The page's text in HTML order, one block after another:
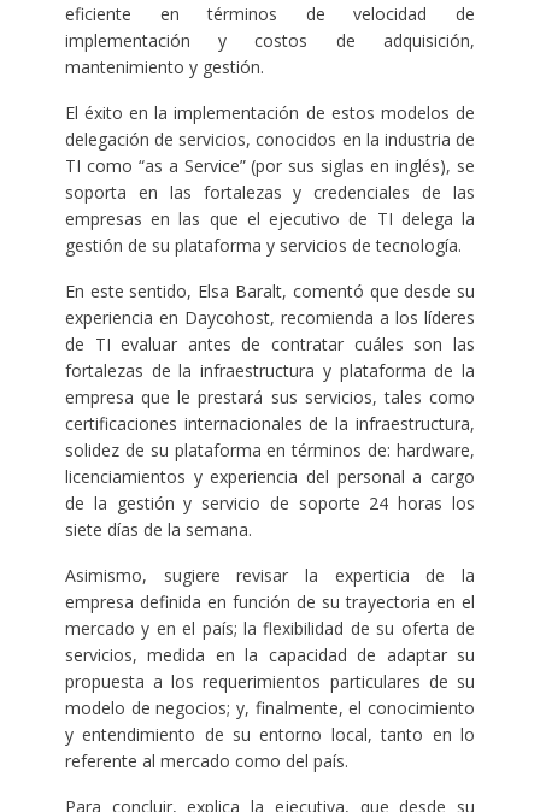
eficiente en términos de velocidad de
implementación y costos de adquisición,
mantenimiento y gestión.
El éxito en la implementación de estos modelos de
delegación de servicios, conocidos en la industria de
TI como “as a Service” (por sus siglas en inglés), se
soporta en las fortalezas y credenciales de las
empresas en las que el ejecutivo de TI delega la
gestión de su plataforma y servicios de tecnología.
En este sentido, Elsa Baralt, comentó que desde su
experiencia en Daycohost, recomienda a los líderes
de TI evaluar antes de contratar cuáles son las
fortalezas de la infraestructura y plataforma de la
empresa que le prestará sus servicios, tales como
certificaciones internacionales de la infraestructura,
solidez de su plataforma en términos de: hardware,
licenciamientos y experiencia del personal a cargo
de la gestión y servicio de soporte 24 horas los
siete días de la semana.
Asimismo, sugiere revisar la experticia de la
empresa definida en función de su trayectoria en el
mercado y en el país; la flexibilidad de su oferta de
servicios, medida en la capacidad de adaptar su
propuesta a los requerimientos particulares de su
modelo de negocios; y, finalmente, el conocimiento
y entendimiento de su entorno local, tanto en lo
referente al mercado como del país.
Para concluir, explica la ejecutiva, que desde su